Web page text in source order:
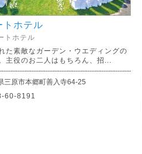
トホテル
トホテル
た素敵なガーデン・ウエディングの
主役のお二人はもちろん、招...
三原市本郷町善入寺64-25
60-8191